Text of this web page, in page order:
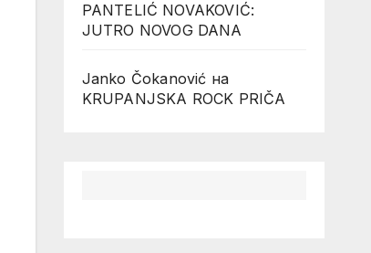
PANTELIĆ NOVAKOVIĆ:
JUTRO NOVOG DANA
Janko Čokanović на
KRUPANJSKA ROCK PRIČA